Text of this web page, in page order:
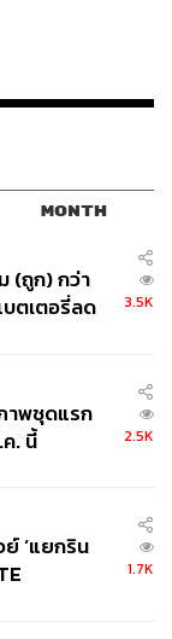
MONTH
(ถูก) กว่า
ตเตอรี่ลด
3.5K
าพชุดแรก
. นี้
2.5K
ย์ ‘แยกริน
1.7K